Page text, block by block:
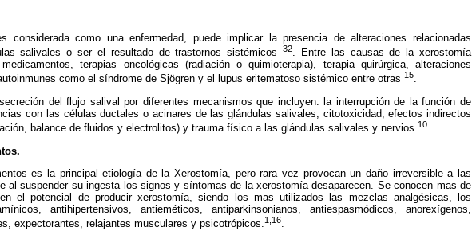
considerada como una enfermedad, puede implicar la presencia de alteraciones relacionadas
salivales o ser el resultado de trastornos sistémicos
32. Entre las causas de la xerostomía
terapias oncológicas (radiación o quimioterapia), terapia quirúrgica, alteraciones
como el síndrome de Sjögren y el lupus eritematoso sistémico entre otras 15.
del flujo salival por diferentes mecanismos que incluyen: la interrupción de la función de
con las células ductales o acinares de las glándulas salivales, citotoxicidad, efectos indirectos
balance de fluidos y electrolitos) y trauma físico a las glándulas salivales y nervios 10.
es la principal etiología de la Xerostomía, pero rara vez provocan un daño irreversible a las
al suspender su ingesta los signos y síntomas de la xerostomía desaparecen. Se conocen mas de
el potencial de producir xerostomía, siendo los mas utilizados las mezclas analgésicas, los
antihipertensivos, antieméticos, antiparkinsonianos, antiespasmódicos, anorexígenos,
expectorantes, relajantes musculares y psicotrópicos.1,16.